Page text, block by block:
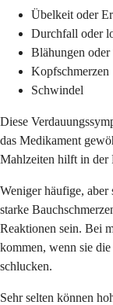
Übelkeit oder
Durchfall oder
Blähungen
Kopfschmerzen
Schwindel
Diese
das Medikament
Mahlzeiten hilft in der
Weniger häufige,
starke
Reaktionen sein. Bei
kommen, wenn sie
schlucken.
Sehr selten können